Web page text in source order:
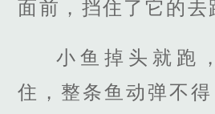
面前，挡住了它的去
小鱼掉头就跑
住，整条鱼动弹不